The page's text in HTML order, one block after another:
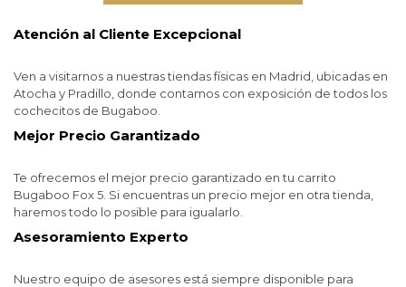
Atención al Cliente Excepcional
Ven a visitarnos a nuestras tiendas físicas en Madrid, ubicadas en
Atocha y Pradillo, donde contamos con exposición de todos los
cochecitos de Bugaboo.
Mejor Precio Garantizado
Te ofrecemos el mejor precio garantizado en tu carrito
Bugaboo Fox 5. Si encuentras un precio mejor en otra tienda,
haremos todo lo posible para igualarlo.
Asesoramiento Experto
Nuestro equipo de asesores está siempre disponible para